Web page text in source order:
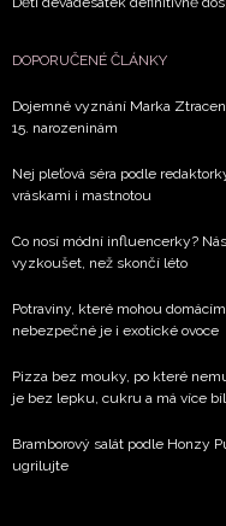
DOPORUČENÉ ČLÁNKY
Dojemné vyznání Marka
15. narozeninám
Nej pleťová séra podle
vráskami i mastnotou
Co nosí módní influencerky?
vyzkoušet, než skončí léto
Potraviny, které mohou
nebezpečné je i exotické ovoce
Pizza bez mouky, po které
je bez lepku, cukru a má více
Bramborový salát podle Honzy
ugrilujte